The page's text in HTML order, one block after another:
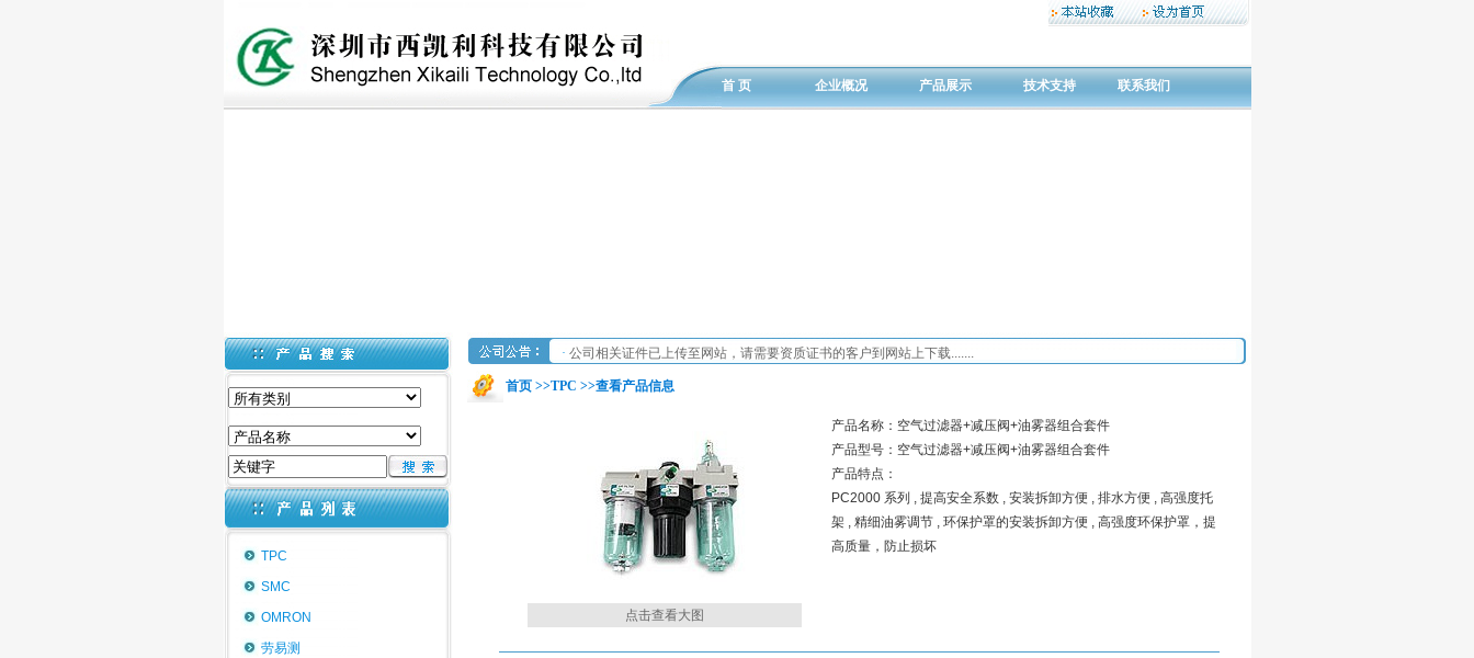
首 页 企业概况 产品展示 技术支持 联系我们
TPC
SMC
OMRON
劳易测
· 公司相关证件已上传至网站，请需要资质证书的客户到网站上下载.......
首页 >>TPC >>查看产品信息
产品名称：空气过滤器+减压阀+油雾器组合套件
产品型号：空气过滤器+减压阀+油雾器组合套件
产品特点：
PC2000 系列 , 提高安全系数 , 安装拆卸方便 , 排水方便 , 高强度托
架 , 精细油雾调节 , 环保护罩的安装拆卸方便 , 高强度环保护罩，提
高质量，防止损坏
点击查看大图